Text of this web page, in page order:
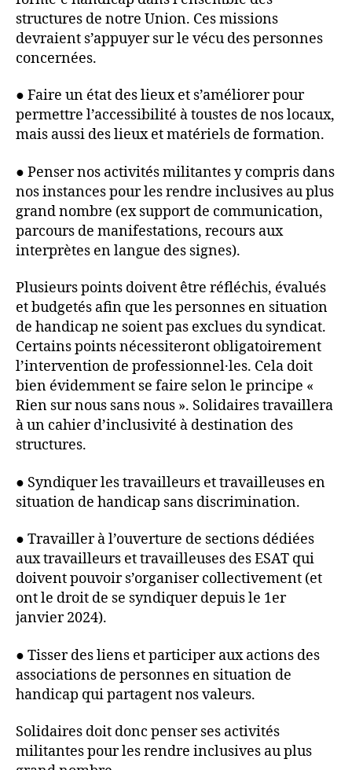
structures de notre Union. Ces missions
devraient s’appuyer sur le vécu des personnes
concernées.
● Faire un état des lieux et s’améliorer pour
permettre l’accessibilité à toustes de nos locaux,
mais aussi des lieux et matériels de formation.
● Penser nos activités militantes y compris dans
nos instances pour les rendre inclusives au plus
grand nombre (ex support de communication,
parcours de manifestations, recours aux
interprètes en langue des signes).
Plusieurs points doivent être réfléchis, évalués
et budgetés afin que les personnes en situation
de handicap ne soient pas exclues du syndicat.
Certains points nécessiteront obligatoirement
l’intervention de professionnel·les. Cela doit
bien évidemment se faire selon le principe «
Rien sur nous sans nous ». Solidaires travaillera
à un cahier d’inclusivité à destination des
structures.
● Syndiquer les travailleurs et travailleuses en
situation de handicap sans discrimination.
● Travailler à l’ouverture de sections dédiées
aux travailleurs et travailleuses des ESAT qui
doivent pouvoir s’organiser collectivement (et
ont le droit de se syndiquer depuis le 1er
janvier 2024).
● Tisser des liens et participer aux actions des
associations de personnes en situation de
handicap qui partagent nos valeurs.
Solidaires doit donc penser ses activités
militantes pour les rendre inclusives au plus